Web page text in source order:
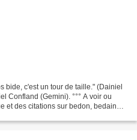
bide, c'est un tour de taille." (Dainiel
Confland (Gemini). °°° A voir ou
et des citations sur bedon, bedaine,